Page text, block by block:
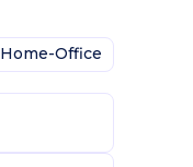
Home-Office